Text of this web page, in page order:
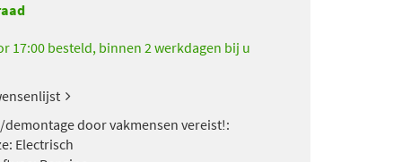
17:00 besteld, binnen 2 werkdagen bij u
demontage door vakmensen vereist!:
Electrisch